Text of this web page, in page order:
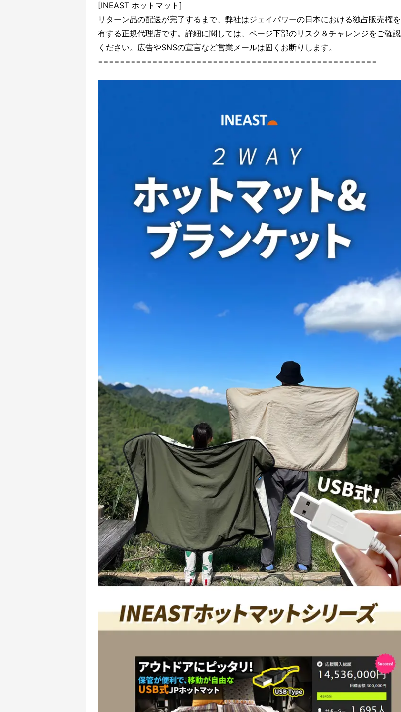
[INEAST ホットマット]
リターン品の配送が完了するまで、弊社はジェイパワーの日本における独占販売権を
有する正規代理店です。詳細に関しては、ページ下部のリスク＆チャレンジをご確認
ください。広告やSNSの宣言など営業メールは固くお断りします。
===================================================